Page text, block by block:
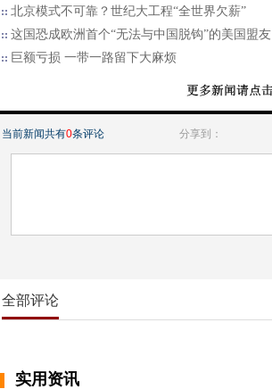
北京模式不可靠？世纪大工程“全世界欠薪”
这国恐成欧洲首个“无法与中国脱钩”的美国盟友
巨额亏损 一带一路留下大麻烦
当前新闻共有0条评论 分享到：
全部评论
实用资讯